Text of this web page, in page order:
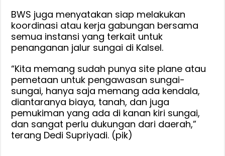
BWS juga menyatakan siap melakukan
koordinasi atau kerja gabungan bersama
semua instansi yang terkait untuk
penanganan jalur sungai di Kalsel.
“Kita memang sudah punya site plane atau
pemetaan untuk pengawasan sungai-
sungai, hanya saja memang ada kendala,
diantaranya biaya, tanah, dan juga
pemukiman yang ada di kanan kiri sungai,
dan sangat perlu dukungan dari daerah,”
terang Dedi Supriyadi. (pik)